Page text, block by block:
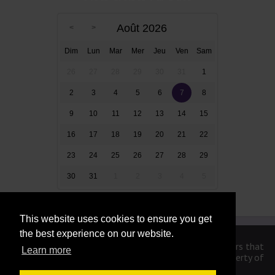
This website uses cookies to ensure you get
the best experience on our website.
Learn more
Août 2026
Dim Lun Mar Mer Jeu Ven Sam
1
2 3 4 5 6 7 8
9 10 11 12 13 14 15
16 17 18 19 20 21 22
23 24 25 26 27 28 29
30 31
We are in no way affiliated or endorsed by the publishers that
have created the games. All images and logos are property of
their respective owners.